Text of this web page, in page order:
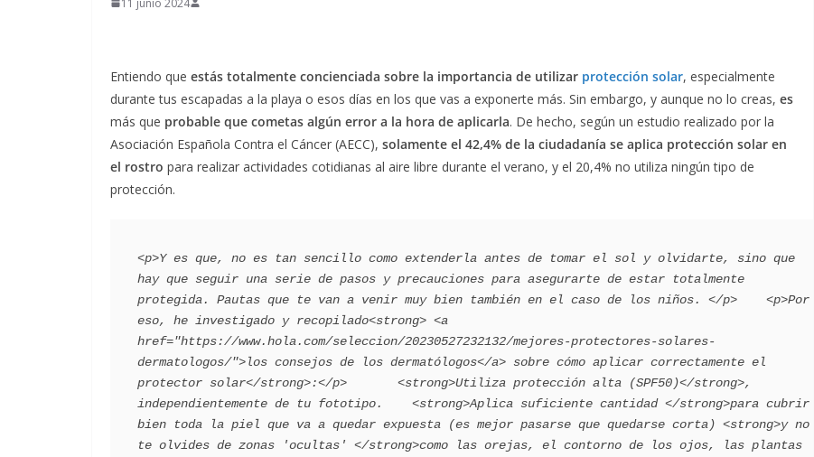
Entiendo que estás totalmente concienciada sobre la importancia de utilizar protección solar, especialmente
durante tus escapadas a la playa o esos días en los que vas a exponerte más. Sin embargo, y aunque no lo creas, es
más que probable que cometas algún error a la hora de aplicarla. De hecho, según un estudio realizado por la
Asociación Española Contra el Cáncer (AECC), solamente el 42,4% de la ciudadanía se aplica protección solar en
el rostro para realizar actividades cotidianas al aire libre durante el verano, y el 20,4% no utiliza ningún tipo de
protección.
<p>Y es que, no es tan sencillo como extenderla antes de tomar el sol y olvidarte, sino que
hay que seguir una serie de pasos y precauciones para asegurarte de estar totalmente
protegida. Pautas que te van a venir muy bien también en el caso de los niños. </p>    <p>Por
eso, he investigado y recopilado<strong> <a
href="https://www.hola.com/seleccion/20230527232132/mejores-protectores-solares-
dermatologos/">los consejos de los dermatólogos</a> sobre cómo aplicar correctamente el
protector solar</strong>:</p>       <strong>Utiliza protección alta (SPF50)</strong>,
independientemente de tu fototipo.    <strong>Aplica suficiente cantidad </strong>para cubrir
bien toda la piel que va a quedar expuesta (es mejor pasarse que quedarse corta) <strong>y no
te olvides de zonas 'ocultas' </strong>como las orejas, el contorno de los ojos, las plantas